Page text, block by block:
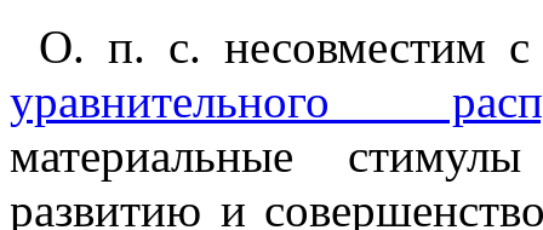
О. п. с. несовместим
уравнительного
материальные
развитию и